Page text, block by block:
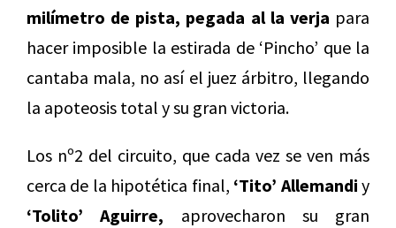
milímetro de pista, pegada al la verja para
hacer imposible la estirada de ‘Pincho’ que la
cantaba mala, no así el juez árbitro, llegando
la apoteosis total y su gran victoria.
Los nº2 del circuito, que cada vez se ven más
cerca de la hipotética final, ‘Tito’ Allemandi y
‘Tolito’ Aguirre, aprovecharon su gran